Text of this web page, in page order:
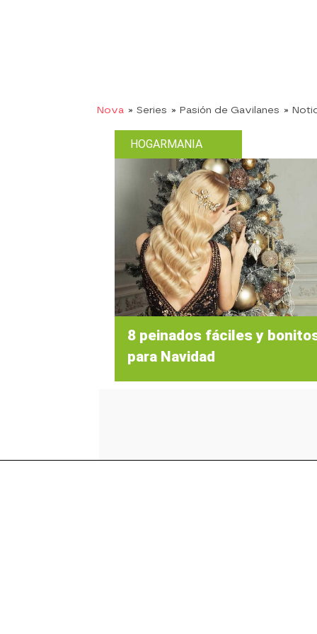
Nova » Series » Pasión de Gavilanes »
HOGARMANIA
8 peinados fáciles y
para Navidad